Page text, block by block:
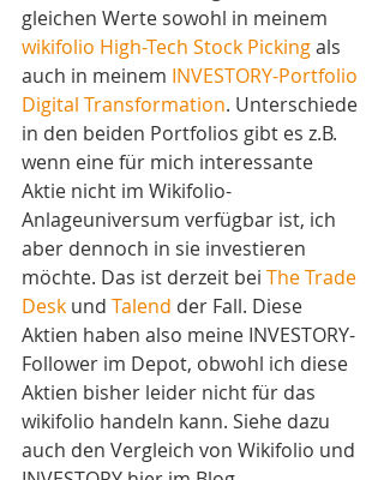
gleichen Werte sowohl in meinem
wikifolio High-Tech Stock Picking als
auch in meinem INVESTORY-Portfolio
Digital Transformation. Unterschiede
in den beiden Portfolios gibt es z.B.
wenn eine für mich interessante
Aktie nicht im Wikifolio-
Anlageuniversum verfügbar ist, ich
aber dennoch in sie investieren
möchte. Das ist derzeit bei The Trade
Desk und Talend der Fall. Diese
Aktien haben also meine INVESTORY-
Follower im Depot, obwohl ich diese
Aktien bisher leider nicht für das
wikifolio handeln kann. Siehe dazu
auch den Vergleich von Wikifolio und